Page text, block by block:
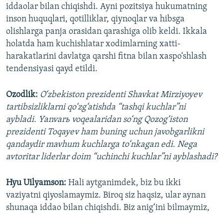
iddaolar bilan chiqishdi. Ayni pozitsiya hukumatning
inson huquqlari, qotilliklar, qiynoqlar va hibsga
olishlarga panja orasidan qarashiga olib keldi. Ikkala
holatda ham kuchishlatar xodimlarning xatti-
harakatlarini davlatga qarshi fitna bilan xaspo‘shlash
tendensiyasi qayd etildi.
Ozodlik: O‘zbekiston prezidenti Shavkat Mirziyoyev
tartibsizliklarni qo‘zg‘atishda “tashqi kuchlar”ni
aybladi. Yanvarь voqealaridan so‘ng Qozog‘iston
prezidenti Toqayev ham buning uchun javobgarlikni
qandaydir mavhum kuchlarga to‘nkagan edi. Nega
avtoritar liderlar doim “uchinchi kuchlar”ni ayblashadi?
Hyu Uilyamson: Hali aytganimdek, biz bu ikki
vaziyatni qiyoslamaymiz. Biroq siz haqsiz, ular aynan
shunaqa iddao bilan chiqishdi. Biz anig‘ini bilmaymiz,